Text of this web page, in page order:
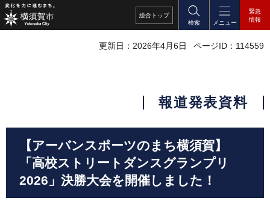
総合 トップ
検索
メニュー
緊急
情報
更新日：2026年4月6日 ページID：114559
報道発表資料
【アーバンスポーツのまち横須賀】
「高校ストリートダンスグランプリ
2026」決勝大会を開催しました！